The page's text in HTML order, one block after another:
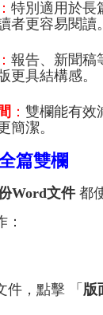
： 特別適用於長
者更容易閱讀。
報告、新聞稿
更具結構感。
： 雙欄能有效
簡潔。
篇雙欄
Word文件 都
件，點擊 「 版